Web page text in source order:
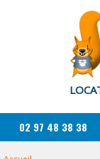
02 97 48 38 38